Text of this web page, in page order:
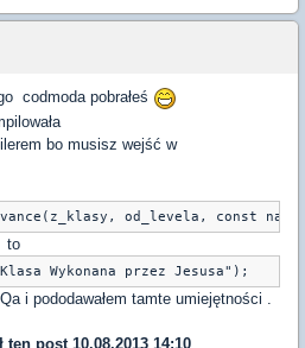
codmoda pobrałeś
bo musisz wejść w
od_levela, const
to
Wykonana przez Jesusa");
i pododawałem tamte umiejętności .
ten post 10.08.2013 14:10